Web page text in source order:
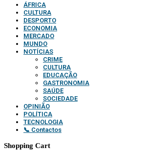
ÁFRICA
CULTURA
DESPORTO
ECONOMIA
MERCADO
MUNDO
NOTÍCIAS
CRIME
CULTURA
EDUCAÇÃO
GASTRONOMIA
SAÚDE
SOCIEDADE
OPINIÃO
POLÍTICA
TECNOLOGIA
📞 Contactos
Shopping Cart